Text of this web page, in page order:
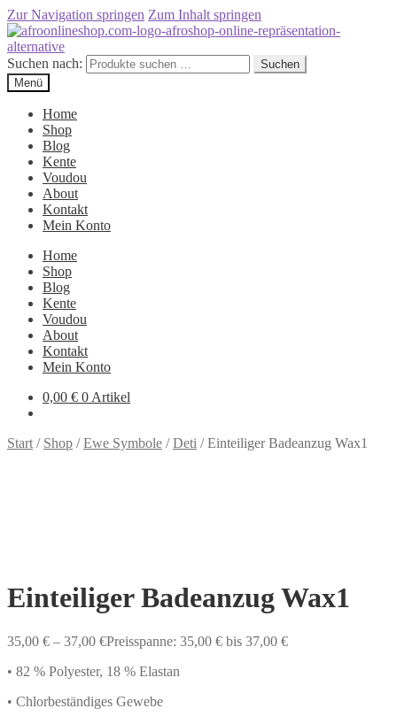
Zur Navigation springen Zum Inhalt springen
Suchen nach:
Suchen
Menü
Home
Shop
Blog
Kente
Voudou
About
Kontakt
Mein Konto
Home
Shop
Blog
Kente
Voudou
About
Kontakt
Mein Konto
0,00 € 0 Artikel
Start / Shop /Ewe Symbole /Deti /Einteiliger Badeanzug Wax1
Einteiliger Badeanzug Wax1
35,00 € – 37,00 €Preisspanne: 35,00 € bis 37,00 €
• 82 % Polyester, 18 % Elastan
• Chlorbeständiges Gewebe